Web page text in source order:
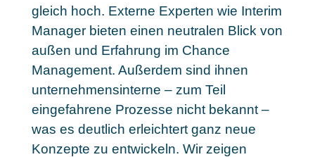
gleich hoch. Externe Experten wie Interim
Manager bieten einen neutralen Blick von
außen und Erfahrung im Chance
Management. Außerdem sind ihnen
unternehmensinterne – zum Teil
eingefahrene Prozesse nicht bekannt –
was es deutlich erleichtert ganz neue
Konzepte zu entwickeln. Wir zeigen